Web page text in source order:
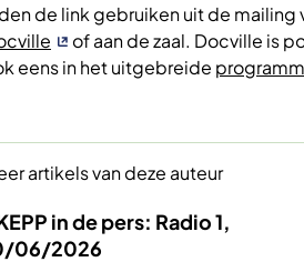
de link gebruiken uit de
of aan de zaal. Docville is
eens in het uitgebreide
artikels van deze auteur
in de pers: Radio 1,
06/2026